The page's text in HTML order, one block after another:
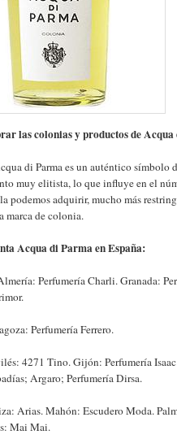
las colonias y productos de
di Parma es un auténtico símbolo
muy elitista, lo que influye en el
podemos adquirir, mucho más
marca de colonia.
Acqua di Parma en España:
Perfumería Charli. Granada:
Perfumería Ferrero.
4271 Tino. Gijón: Perfumería
Argaro; Perfumería Dirsa.
Arias. Mahón: Escudero Moda.
Mai Mai.